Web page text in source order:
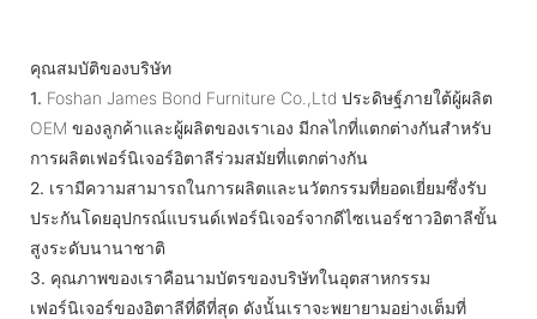
คุณสมบัติของบริษัท
1. Foshan James Bond Furniture Co.,Ltd ประดิษฐ์ภายใต้ผู้ผลิต
OEM ของลูกค้าและผู้ผลิตของเราเอง มีกลไกที่แตกต่างกันสำหรับ
การผลิตเฟอร์นิเจอร์อิตาลีร่วมสมัยที่แตกต่างกัน
2. เรามีความสามารถในการผลิตและนวัตกรรมที่ยอดเยี่ยมซึ่งรับ
ประกันโดยอุปกรณ์แบรนด์เฟอร์นิเจอร์จากดีไซเนอร์ชาวอิตาลีขั้น
สูงระดับนานาชาติ
3. คุณภาพของเราคือนามบัตรของบริษัทในอุตสาหกรรม
เฟอร์นิเจอร์ของอิตาลีที่ดีที่สุด ดังนั้นเราจะพยายามอย่างเต็มที่